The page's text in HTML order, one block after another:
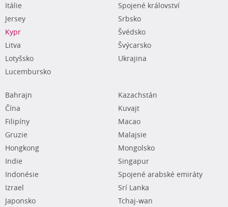
Itálie
Jersey
Kypr
Litva
Lotyšsko
Lucembursko
Spojené království
Srbsko
Švédsko
Švýcarsko
Ukrajina
Bahrajn
Čína
Filipíny
Gruzie
Hongkong
Indie
Indonésie
Izrael
Japonsko
Kazachstán
Kuvajt
Macao
Malajsie
Mongolsko
Singapur
Spojené arabské emiráty
Srí Lanka
Tchaj-wan